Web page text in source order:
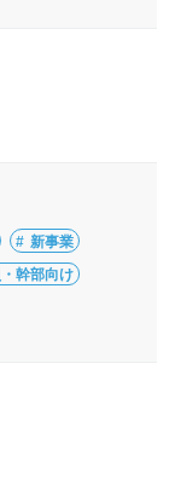
新事業
幹部向け